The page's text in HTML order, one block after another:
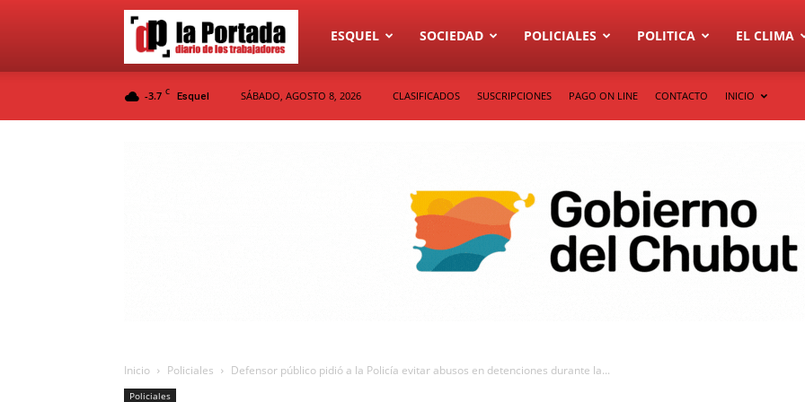
Diario
ESQUEL SOCIEDAD POLICIALES POLITICA EL CLIMA
-3.7 C Esquel SÁBADO, AGOSTO 8, 2026 CLASIFICADOS SUSCRIPCIONES PAGO ON LINE CONTACTO INICIO
Inicio Policiales Defensor público pidió a la Policía evitar abusos en detenciones durante la...
Policiales